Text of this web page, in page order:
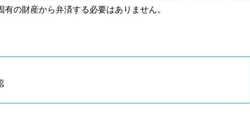
の財産から弁済する必要はありません。